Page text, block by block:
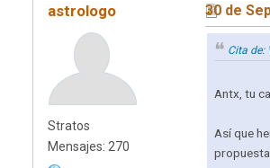
astrologo
Stratos
Mensajes: 270
30 de
Cita de:
Antx, tu
Así que